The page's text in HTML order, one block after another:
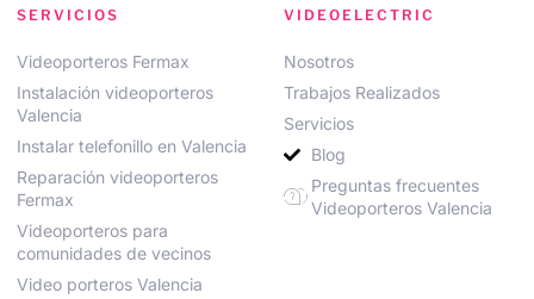
SERVICIOS
Videoporteros Fermax
Instalación videoporteros
Valencia
Instalar telefonillo en Valencia
Reparación videoporteros
Fermax
Videoporteros para
comunidades de vecinos
Video porteros Valencia
VIDEOELECTRIC
Nosotros
Trabajos Realizados
Servicios
Blog
Preguntas frecuentes
Videoporteros Valencia